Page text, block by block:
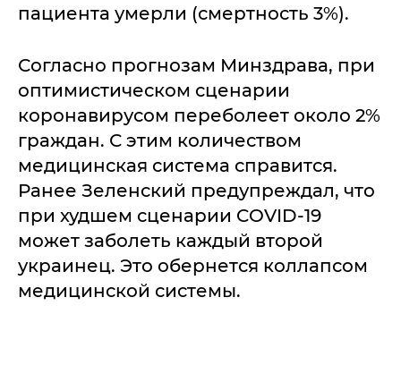
пациента умерли (смертность 3%).
Согласно прогнозам Минздрава, при
оптимистическом сценарии
коронавирусом переболеет около 2%
граждан. С этим количеством
медицинская система справится.
Ранее Зеленский предупреждал, что
при худшем сценарии COVID-19
может заболеть каждый второй
украинец. Это обернется коллапсом
медицинской системы.